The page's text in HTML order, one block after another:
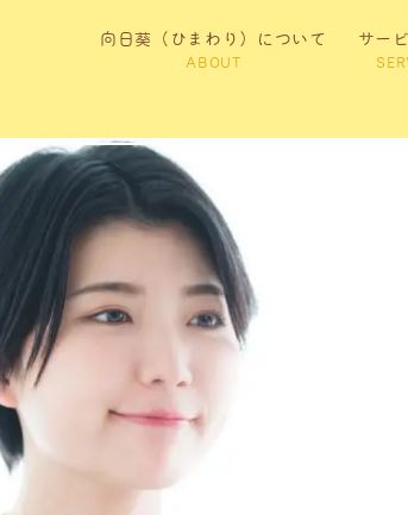
向日葵（ひまわり）について
ABOUT
サー